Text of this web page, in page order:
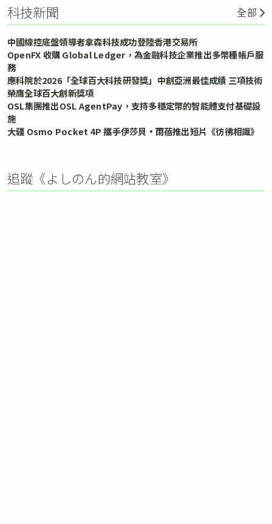
科技新聞 全部
中國線控底盤領導者拿森科技成功登陸香港交易所
OpenFX 收購 Global Ledger，為金融科技企業推出多幣種帳戶服
務
應科院於2026「全球百大科技研發獎」中創亞洲最佳成績 三項技術
榮膺全球百大創新獎項
OSL集團推出OSL AgentPay，支持多穩定幣的智能體支付基礎設
施
大疆 Osmo Pocket 4P 攜手伊莎貝•雨蓓推出短片《彷彿相識》
追蹤《よしのん的網站教室》